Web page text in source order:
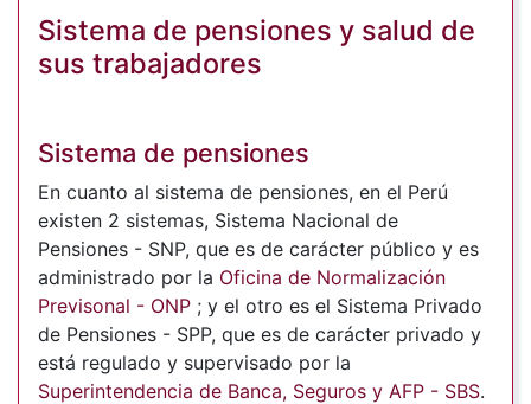
Sistema de pensiones y salud de
sus trabajadores
Sistema de pensiones
En cuanto al sistema de pensiones, en el Perú
existen 2 sistemas, Sistema Nacional de
Pensiones - SNP, que es de carácter público y es
administrado por la Oficina de Normalización
Previsonal - ONP ; y el otro es el Sistema Privado
de Pensiones - SPP, que es de carácter privado y
está regulado y supervisado por la
Superintendencia de Banca, Seguros y AFP - SBS.